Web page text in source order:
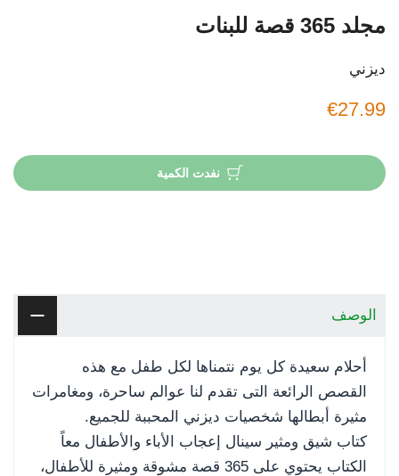
مجلد 365 قصة للبنات
ديزني
€27.99
نفدت الكمية
الوصف
أحلام سعيدة كل يوم نتمناها لكل طفل مع هذه
القصص الرائعة التى تقدم لنا عوالم ساحرة، ومغامرات
مثيرة أبطالها شخصيات ديزني المحببة للجميع.
كتاب شيق ومثير سينال إعجاب الأباء والأطفال معاً
الكتاب يحتوي على 365 قصة مشوقة ومثيرة للأطفال،